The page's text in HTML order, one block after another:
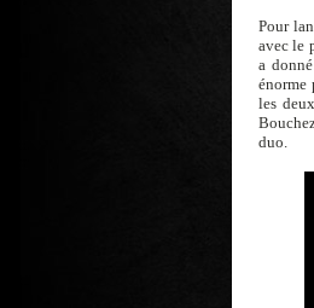
Pour
avec le
a
énorme
les
duo.